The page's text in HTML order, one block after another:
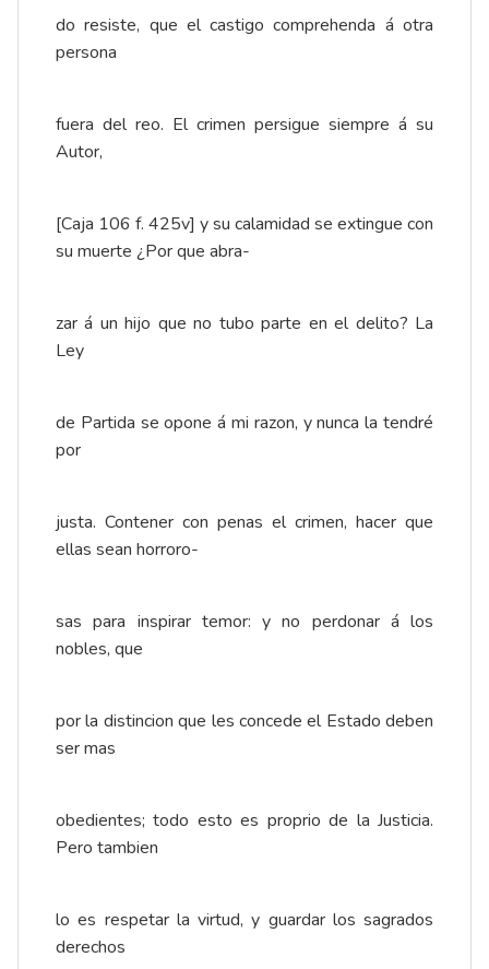
do resiste, que el castigo comprehenda á otra
persona
fuera del reo. El crimen persigue siempre á su
Autor,
[Caja 106 f. 425v] y su calamidad se extingue con
su muerte ¿Por que abra-
zar á un hijo que no tubo parte en el delito? La
Ley
de Partida se opone á mi razon, y nunca la tendré
por
justa. Contener con penas el crimen, hacer que
ellas sean horroro-
sas para inspirar temor: y no perdonar á los
nobles, que
por la distincion que les concede el Estado deben
ser mas
obedientes; todo esto es proprio de la Justicia.
Pero tambien
lo es respetar la virtud, y guardar los sagrados
derechos